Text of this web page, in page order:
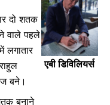
दो शतक
वाले पहले
लगातार
बने।
बनाने
एबी डिविलियर्स